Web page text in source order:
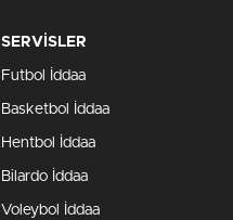
SERVİSLER
Futbol İddaa
Basketbol İddaa
Hentbol İddaa
Bilardo İddaa
Voleybol İddaa